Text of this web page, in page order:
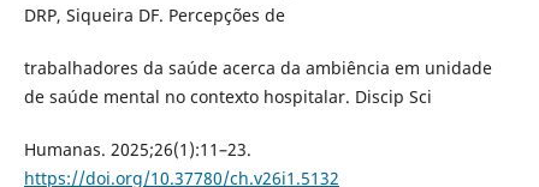
DRP, Siqueira DF. Percepções de
trabalhadores da saúde acerca da ambiência em unidade
de saúde mental no contexto hospitalar. Discip Sci
Humanas. 2025;26(1):11–23.
https://doi.org/10.37780/ch.v26i1.5132